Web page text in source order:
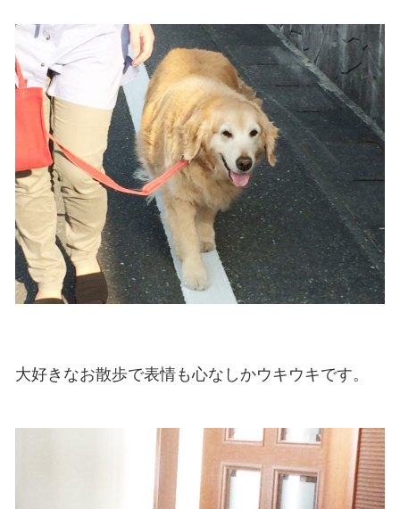
大好きなお散歩で表情も心なしかウキウキです。